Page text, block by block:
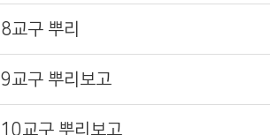
8교구 뿌리
9교구 뿌리보고
10교구 뿌리보고